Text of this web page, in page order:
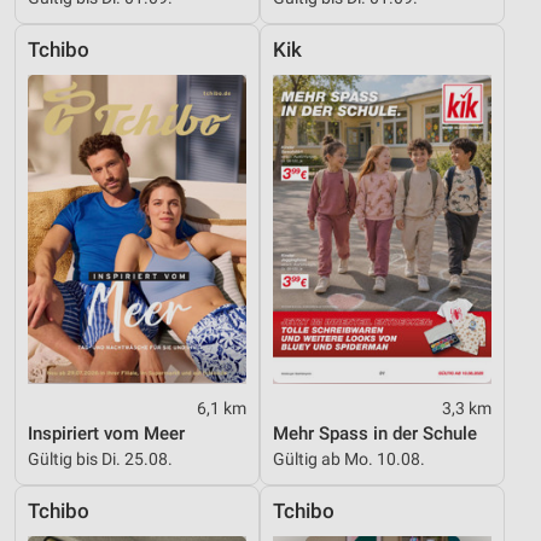
Tchibo
6,1 km
Inspiriert vom Meer
Gültig bis Di. 25.08.
Kik
3,3 km
Mehr Spass in der Schule
Gültig ab Mo. 10.08.
Tchibo Tchibo
Verwendung genauer Standortdaten
Geräte anhand von aktiv angeforderten
Informationen identifizieren
Nicht-IAB-Verarbeitungszwecke:
Notwendig
Performance
Funktional
Werbung